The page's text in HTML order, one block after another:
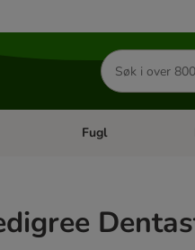
Søk
etter
produkter
Katt Åpne kategorimeny:
Fugl